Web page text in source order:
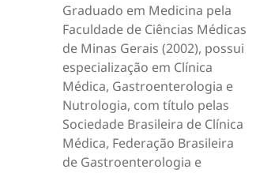
Graduado em Medicina pela
Faculdade de Ciências Médicas
de Minas Gerais (2002), possui
especialização em Clínica
Médica, Gastroenterologia e
Nutrologia, com título pelas
Sociedade Brasileira de Clínica
Médica, Federação Brasileira
de Gastroenterologia e